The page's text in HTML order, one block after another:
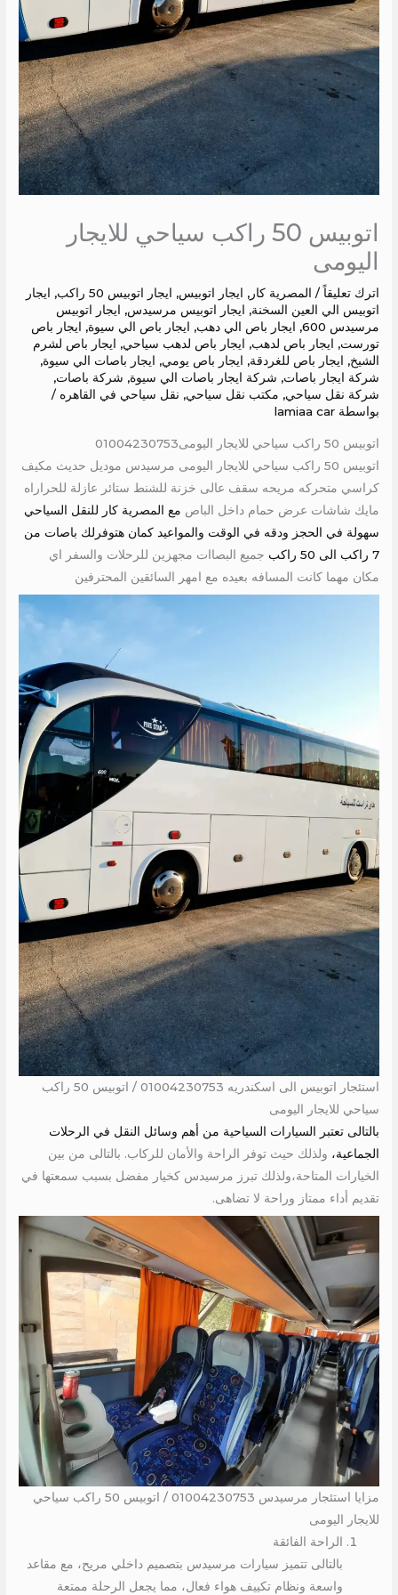
اتوبيس 50 راكب سياحي للايجار
اليومى
اترك تعليقاً / المصرية كار, ايجار اتوبيس, ايجار اتوبيس 50 راكب , ايجار
اتوبيس الي العين السخنة, ايجار اتوبيس مرسيدس, ايجار اتوبيس
مرسيدس 600
, ايجار باص الي دهب, ايجار باص الي سيوة, ايجار باص
تورست, ايجار باص لدهب, ايجار باص لدهب سياحي, ايجار باص لشرم
الشيخ, ايجار باص للغردقة, ايجار باص يومي, ايجار باصات الي سيوة,
شركة ايجار باصات, شركة ايجار باصات الي سيوة, شركة باصات,
شركة نقل سياحي, مكتب نقل سياحي, نقل سياحي في القاهره /
بواسطة lamiaa car
اتوبيس 50 راكب سياحي للايجار اليومى01004230753
اتوبيس 50 راكب سياحي للايجار اليومى مرسيدس موديل حديث مكيف
كراسي متحركه مريحه سقف عالى خزنة للشنط ستائر عازلة للحراراه
مايك شاشات عرض حمام داخل الباص مع المصرية كار للنقل السياحي
سهولة في الحجز ودقه في الوقت والمواعيد كمان هتوفرلك باصات من
7 راكب الى 50 راكب
جميع البصاات مجهزين للرحلات والسفر اي
مكان مهما كانت المسافه بعيده مع امهر السائقين المحترفين
استئجار اتوبيس الى اسكندريه 01004230753 / اتوبيس 50 راكب
سياحي للايجار اليومى
بالتالى تعتبر السيارات السياحية من أهم وسائل النقل في الرحلات
الجماعية، ولذلك حيث توفر الراحة والأمان للركاب. بالتالى من بين
الخيارات المتاحة،ولذلك تبرز مرسيدس كخيار مفضل بسبب سمعتها في
تقديم أداء ممتاز وراحة لا تضاهى.
مزايا استئجار مرسيدس 01004230753 / اتوبيس 50 راكب سياحي
للايجار اليومى
الراحة الفائقة
بالتالى تتميز سيارات مرسيدس بتصميم داخلي مريح، مع مقاعد
واسعة ونظام تكييف هواء فعال، مما يجعل الرحلة ممتعة